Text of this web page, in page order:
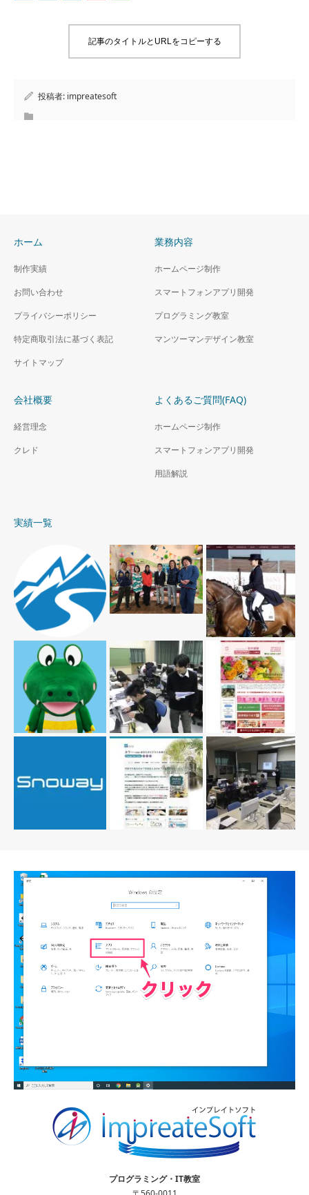
記事のタイトルとURLをコピーする
投稿者: impreatesoft
ホーム
制作実績
お問い合わせ
プライバシーポリシー
特定商取引法に基づく表記
サイトマップ
業務内容
ホームページ制作
スマートフォンアプリ開発
プログラミング教室
マンツーマンデザイン教室
会社概要
経営理念
クレド
よくあるご質問(FAQ)
ホームページ制作
スマートフォンアプリ開発
用語解説
実績一覧
プログラミング・IT教室